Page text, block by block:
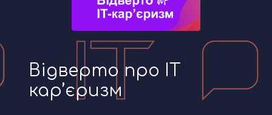
Відверто про IT
кар’єризм